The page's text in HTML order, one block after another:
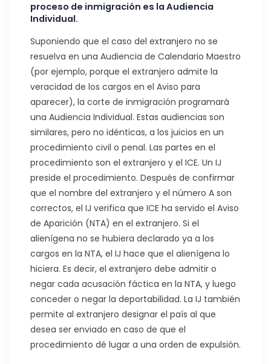
proceso de inmigración es la Audiencia
Individual.
Suponiendo que el caso del extranjero no se
resuelva en una Audiencia de Calendario Maestro
(por ejemplo, porque el extranjero admite la
veracidad de los cargos en el Aviso para
aparecer), la corte de inmigración programará
una Audiencia Individual. Estas audiencias son
similares, pero no idénticas, a los juicios en un
procedimiento civil o penal. Las partes en el
procedimiento son el extranjero y el ICE. Un IJ
preside el procedimiento. Después de confirmar
que el nombre del extranjero y el número A son
correctos, el IJ verifica que ICE ha servido el Aviso
de Aparición (NTA) en el extranjero. Si el
alienígena no se hubiera declarado ya a los
cargos en la NTA, el IJ hace que el alienígena lo
hiciera. Es decir, el extranjero debe admitir o
negar cada acusación fáctica en la NTA, y luego
conceder o negar la deportabilidad. La IJ también
permite al extranjero designar el país al que
desea ser enviado en caso de que el
procedimiento dé lugar a una orden de expulsión.